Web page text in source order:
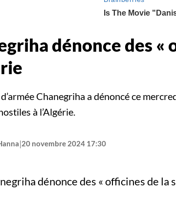
dénonce des
Chanegriha a dénoncé ce
à l’Algérie.
|20 novembre 2024 17:30